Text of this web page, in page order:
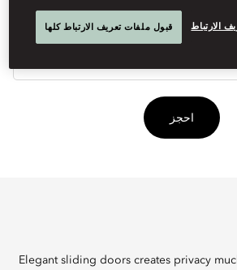
احجز
Elegant sliding doors creates privacy
الارتباط قبول ملفات تعريف الارتباط كلها